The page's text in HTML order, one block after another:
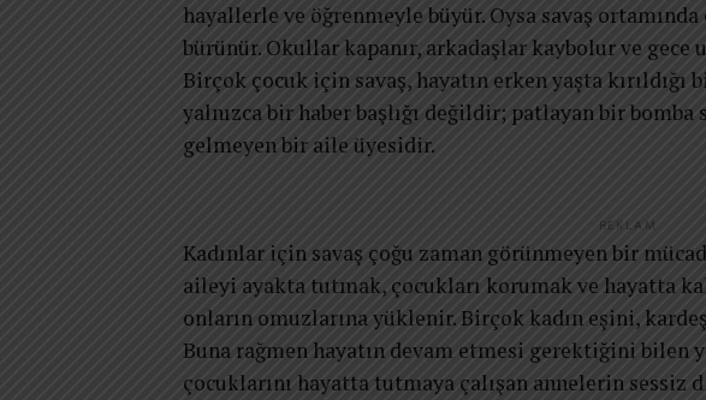
hayallerle ve öğrenmeyle büyür. Oysa savaş
bürünür. Okullar kapanır, arkadaşlar kaybolur ve gece
Birçok çocuk için savaş, hayatın erken yaşta kırıldığı
yalnızca bir haber başlığı değildir; patlayan bir bomba
gelmeyen bir aile üyesidir.
REKLAM
Kadınlar için savaş çoğu zaman görünmeyen bir
aileyi ayakta tutmak, çocukları korumak ve hayatta
onların omuzlarına yüklenir. Birçok kadın eşini,
Buna rağmen hayatın devam etmesi gerektiğini bilen
çocuklarını hayatta tutmaya çalışan annelerin sessiz